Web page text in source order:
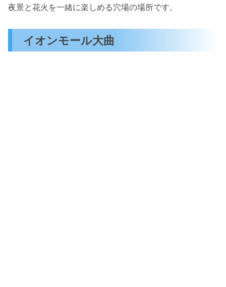
夜景と花火を一緒に楽しめる穴場の場所です。
イオンモール大曲